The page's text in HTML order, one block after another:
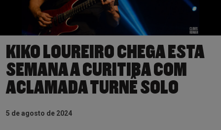
KIKO LOUREIRO CHEGA ESTA
SEMANA A CURITIBA COM
ACLAMADA TURNÊ SOLO
5 de agosto de 2024